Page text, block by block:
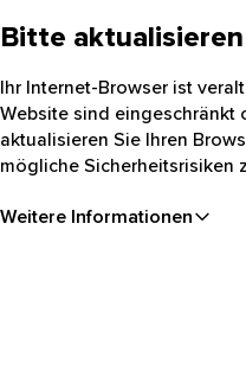
Bitte
Ihr Internet-Browser ist
Website sind eingeschränkt
aktualisieren Sie Ihren
mögliche Sicherheitsrisiken
Weitere Informationen